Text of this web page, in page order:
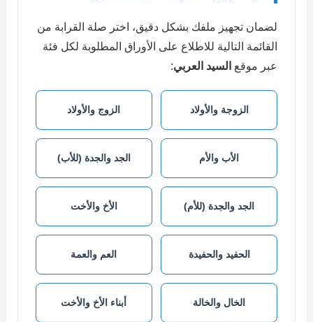
لضمان تجهيز ملفك بشكل دقيق، اختر صلة القرابة من
القائمة التالية للاطلاع على الأوراق المطلوبة لكل فئة
عبر موقع السيد العربي:
الزوجة والأولاد الزوج والأولاد
الأب والأم الجد والجدة (للأب)
الجد والجدة (للأم) الأخ والأخت
الحفيد والحفيدة العم والعمة
الخال والخالة أبناء الأخ والأخت